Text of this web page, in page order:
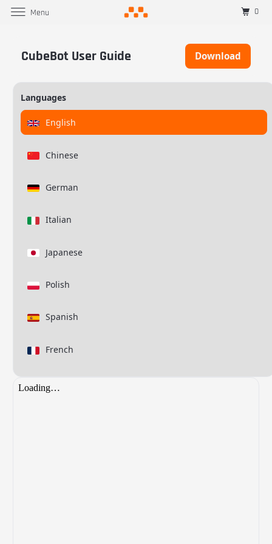
CubeBot User Guide Download
Languages
English
Chinese
German
Italian
Japanese
Polish
Spanish
French
Menu 0